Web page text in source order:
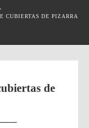
CUBIERTAS DE PIZARRA
de